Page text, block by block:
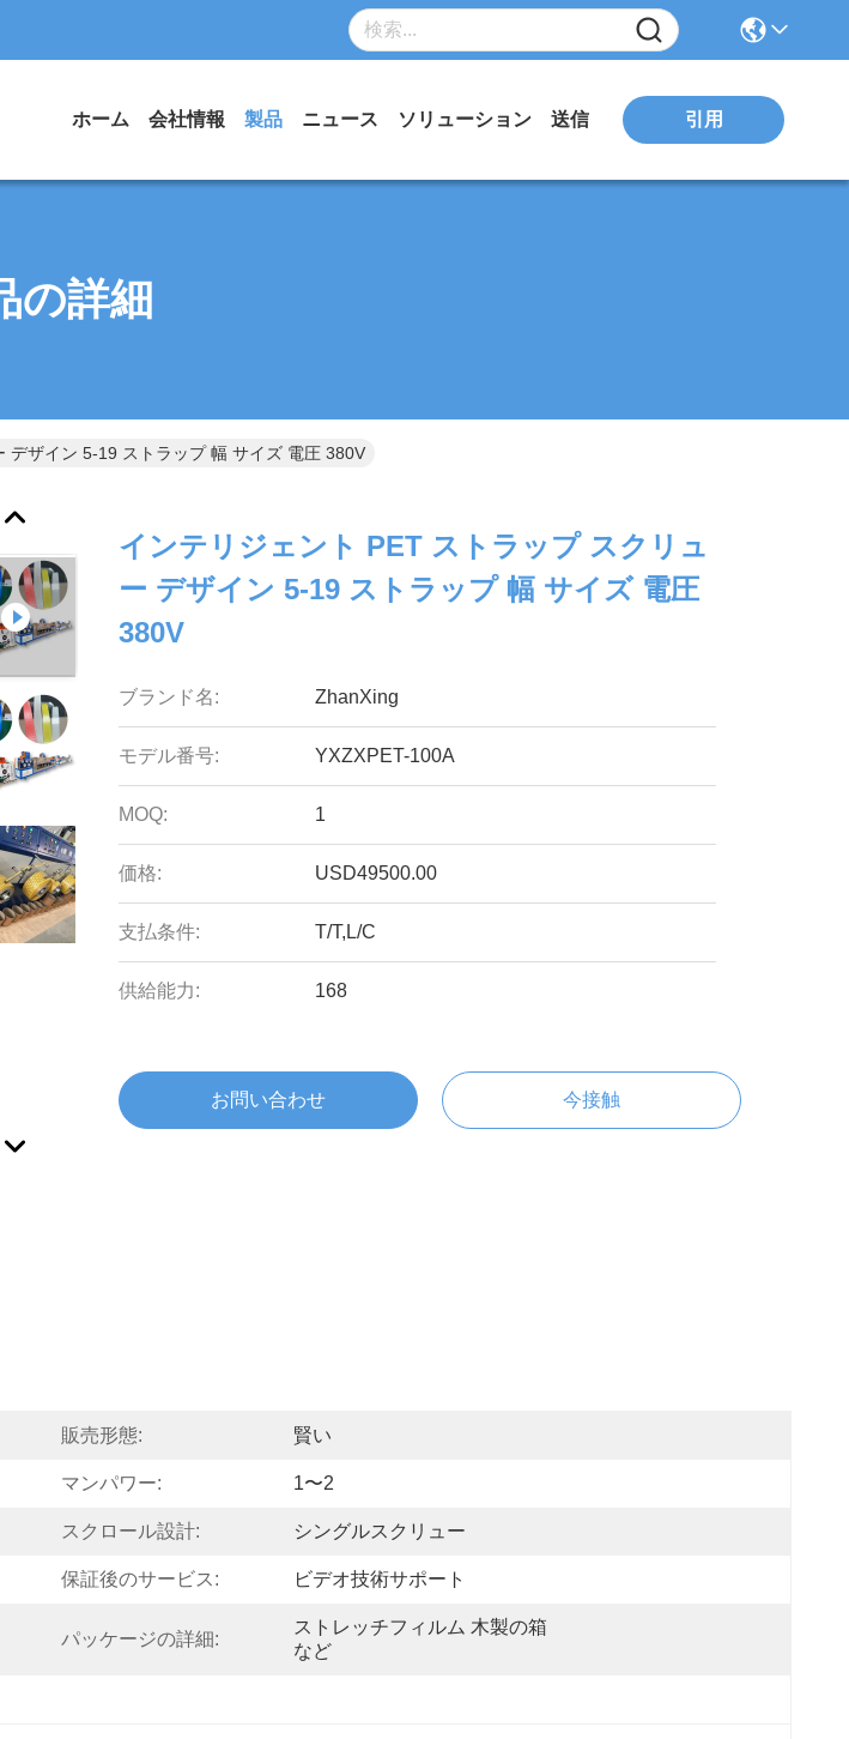
ホーム 会社情報 製品 ニュース ソリューション 送信 引用
の詳細
デザイン 5-19 ストラップ 幅 サイズ 電圧 380V
インテリジェント PET ストラップ スクリュ
ー デザイン 5-19 ストラップ 幅 サイズ 電圧
380V
ブランド名: ZhanXing
モデル番号: YXZXPET-100A
MOQ: 1
価格: USD49500.00
支払条件: T/T,L/C
供給能力: 168
お問い合わせ 今接触
販売形態: 賢い
マンパワー: 1〜2
スクロール設計: シングルスクリュー
保証後のサービス: ビデオ技術サポート
パッケージの詳細:
ストレッチフィルム 木製の箱
など